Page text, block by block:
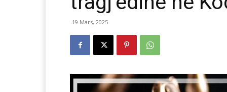
19 Mars, 2025